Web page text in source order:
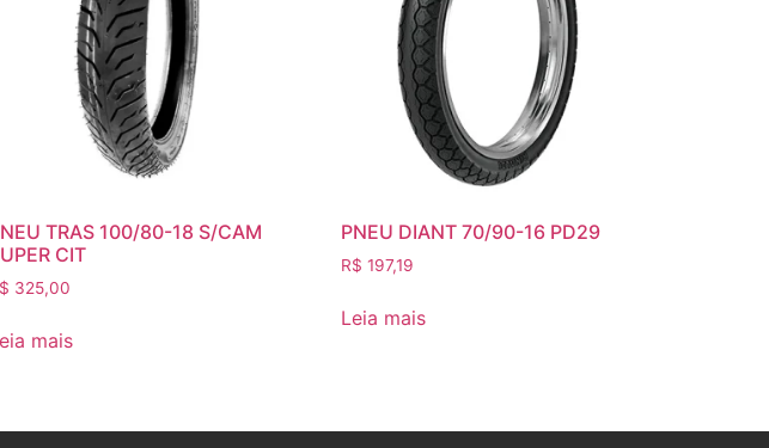
TRAS 100/80-18 S/CAM
CIT
325,00
mais
PNEU DIANT 70/90-16 PD29
R$ 197,19
Leia mais